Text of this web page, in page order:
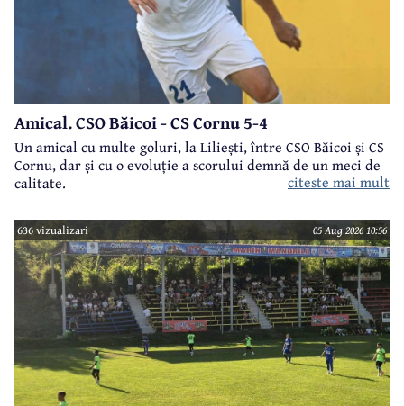
Amical. CSO Băicoi - CS Cornu 5-4
Un amical cu multe goluri, la Liliești, între CSO Băicoi și CS
Cornu, dar și cu o evoluție a scorului demnă de un meci de
calitate.
citeste mai mult
636 vizualizari 05 Aug 2026 10:56